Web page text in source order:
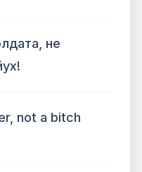
не
not a bitch